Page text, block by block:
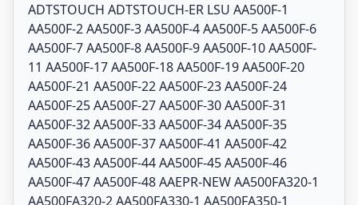
ADTSTOUCH ADTSTOUCH-ER LSU AA500F-1
AA500F-2 AA500F-3 AA500F-4 AA500F-5 AA500F-6
AA500F-7 AA500F-8 AA500F-9 AA500F-10 AA500F-
11 AA500F-17 AA500F-18 AA500F-19 AA500F-20
AA500F-21 AA500F-22 AA500F-23 AA500F-24
AA500F-25 AA500F-27 AA500F-30 AA500F-31
AA500F-32 AA500F-33 AA500F-34 AA500F-35
AA500F-36 AA500F-37 AA500F-41 AA500F-42
AA500F-43 AA500F-44 AA500F-45 AA500F-46
AA500F-47 AA500F-48 AAEPR-NEW AA500FA320-1
AA500FA320-2 AA500FA330-1 AA500FA350-1